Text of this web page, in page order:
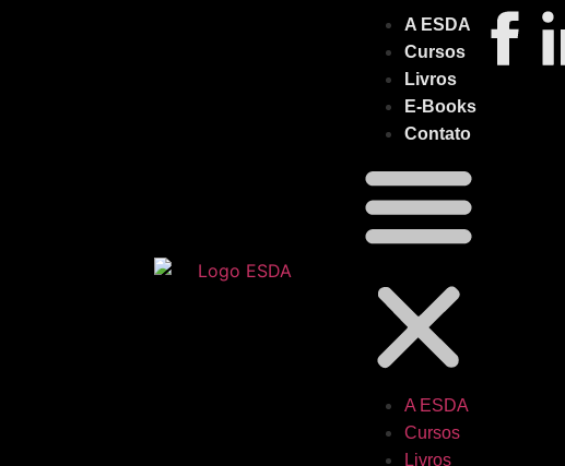
A ESDA
Cursos
Livros
E-Books
Contato
A ESDA
Cursos
Livros